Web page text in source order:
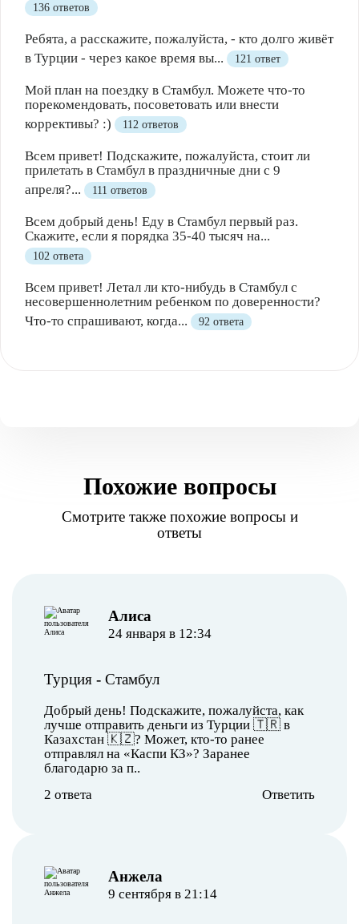
136 ответов
Ребята, а расскажите, пожалуйста, - кто долго живёт
в Турции - через какое время вы...
121 ответ
Мой план на поездку в Стамбул. Можете что-то
порекомендовать, посоветовать или внести
коррективы? :)
112 ответов
Всем привет! Подскажите, пожалуйста, стоит ли
прилетать в Стамбул в праздничные дни с 9
апреля?...
111 ответов
Всем добрый день! Еду в Стамбул первый раз.
Скажите, если я порядка 35-40 тысяч на...
102 ответа
Всем привет! Летал ли кто-нибудь в Стамбул с
несовершеннолетним ребенком по доверенности?
Что-то спрашивают, когда...
92 ответа
Похожие вопросы
Смотрите также похожие вопросы и
ответы
Алиса
24 января в 12:34
Турция - Стамбул
Добрый день! Подскажите, пожалуйста, как
лучше отправить деньги из Турции 🇹🇷 в
Казахстан 🇰🇿? Может, кто-то ранее
отправлял на «Каспи КЗ»? Заранее
благодарю за п..
2 ответа
Ответить
Анжела
9 сентября в 21:14